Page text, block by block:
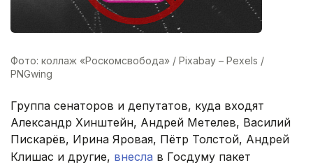
Фото: коллаж «Роскомсвобода» / Pixabay – Pexels /
PNGwing
Группа сенаторов и депутатов, куда входят
Александр Хинштейн, Андрей Метелев, Василий
Пискарёв, Ирина Яровая, Пётр Толстой, Андрей
Клишас и другие, внесла в Госдуму пакет